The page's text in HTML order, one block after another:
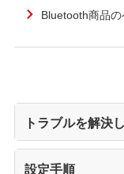
Bluetooth商品
トラブルを解決
設定手順